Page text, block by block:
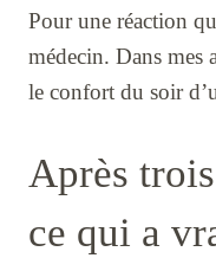
Pour une réaction
médecin. Dans mes
le confort du soir
Après
ce qui a